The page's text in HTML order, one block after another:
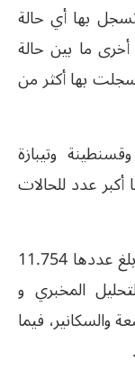
أن 22 ولاية لم تسجل بها أي حالة
فيما سجلت 15 ولاية أخرى ما بين حالة
في حين أن 11 ولاية سجلت بها أكثر من
وتيبازة
عدد للحالات
وفيما يتعلق بالحالات تحت العلاج، فقد بلغ عددها 11.754
المخبري و
والسكانير، فيما